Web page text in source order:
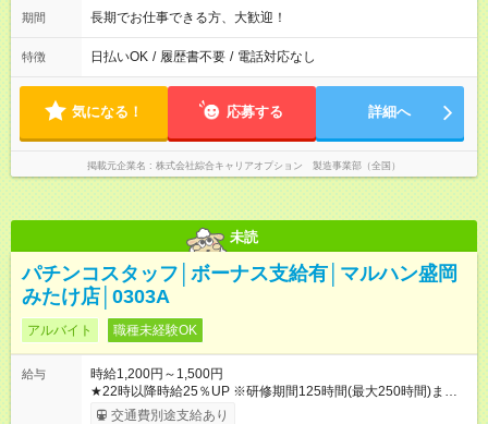
期間 長期でお仕事できる方、大歓迎！
特徴 日払いOK / 履歴書不要 / 電話対応なし
気になる！ 応募する 詳細へ
掲載元企業名 株式会社綜合キャリアオプション 製造事業部（全国）
未読
パチンコスタッフ│ボーナス支給有│マルハン盛岡
みたけ店│0303A
アルバイト 職種未経験OK
給与
時給1,200円～1,500円
★22時以降時給25％UP ※研修期間125時間(最大250時間)まで
は、時給1150円 【試用期間】試用期間なし
交通費別途支給あり